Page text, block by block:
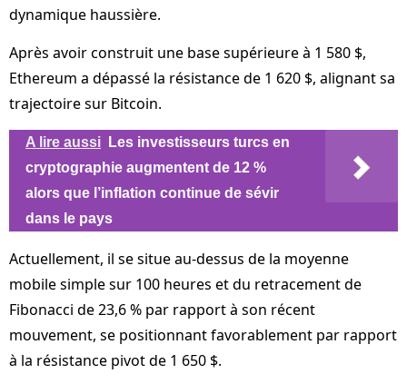
dynamique haussière.
Après avoir construit une base supérieure à 1 580 $,
Ethereum a dépassé la résistance de 1 620 $, alignant sa
trajectoire sur Bitcoin.
A lire aussi
Les investisseurs turcs en
cryptographie augmentent de 12 %
alors que l’inflation continue de sévir
dans le pays
Actuellement, il se situe au-dessus de la moyenne
mobile simple sur 100 heures et du retracement de
Fibonacci de 23,6 % par rapport à son récent
mouvement, se positionnant favorablement par rapport
à la résistance pivot de 1 650 $.